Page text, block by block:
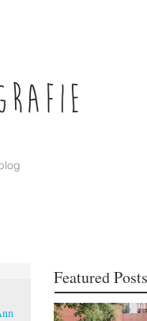
Featured Posts